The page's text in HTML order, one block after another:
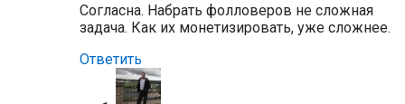
Согласна. Набрать фолловеров не сложная
задача. Как их монетизировать, уже сложнее.
Ответить